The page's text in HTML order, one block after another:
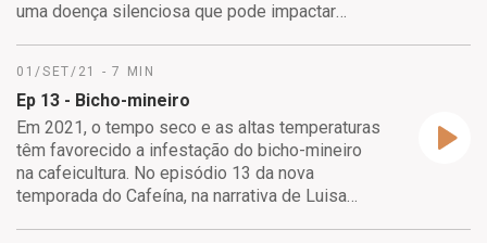
uma doença silenciosa que pode impactar
do cafeeiro.
Especialistas relatam a influência do clima e a
incidência da doença que podem provocar a
perda de até 50% na produtividade do café.
01/SET/21 - 7 MIN
Ep 13 - Bicho-mineiro
Em 2021, o tempo seco e as altas temperaturas
têm favorecido a infestação do bicho-mineiro
na cafeicultura. No episódio 13 da nova
temporada do Cafeína, na narrativa de Luisa